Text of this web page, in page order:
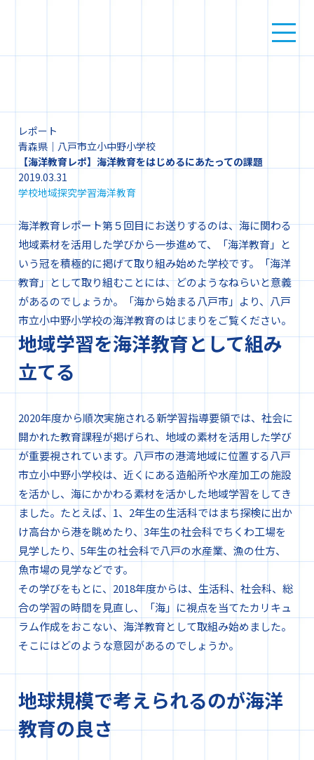
レポート
青森県｜八戸市立小中野小学校
【海洋教育レポ】海洋教育をはじめるにあたっての課題
2019.03.31
学校地域探究学習海洋教育
海洋教育レポート第５回目にお送りするのは、海に関わる
地域素材を活用した学びから一歩進めて、「海洋教育」と
いう冠を積極的に掲げて取り組み始めた学校です。「海洋
教育」として取り組むことには、どのようなねらいと意義
があるのでしょうか。「海から始まる八戸市」より、八戸
市立小中野小学校の海洋教育のはじまりをご覧ください。
地域学習を海洋教育として組み
立てる
2020年度から順次実施される新学習指導要領では、社会に
開かれた教育課程が掲げられ、地域の素材を活用した学び
が重要視されています。八戸市の港湾地域に位置する八戸
市立小中野小学校は、近くにある造船所や水産加工の施設
を活かし、海にかかわる素材を活かした地域学習をしてき
ました。たとえば、1、2年生の生活科ではまち探検に出か
け高台から港を眺めたり、3年生の社会科でちくわ工場を
見学したり、5年生の社会科で八戸の水産業、漁の仕方、
魚市場の見学などです。
その学びをもとに、2018年度からは、生活科、社会科、総
合の学習の時間を見直し、「海」に視点を当てたカリキュ
ラム作成をおこない、海洋教育として取組み始めました。
そこにはどのような意図があるのでしょうか。
地球規模で考えられるのが海洋
教育の良さ